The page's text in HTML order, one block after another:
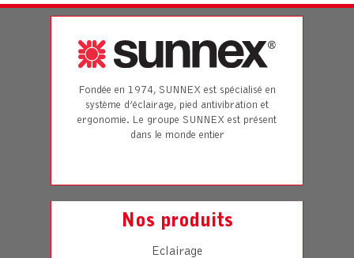
Fondée en 1974, SUNNEX est spécialisé en
système d’éclairage, pied antivibration et
ergonomie. Le groupe SUNNEX est présent
dans le monde entier
Nos produits
Eclairage